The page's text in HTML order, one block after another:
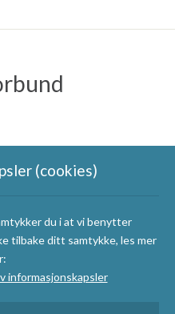
(cookies)
du i at vi benytter
tilbake ditt samtykke, les mer
informasjonskapsler